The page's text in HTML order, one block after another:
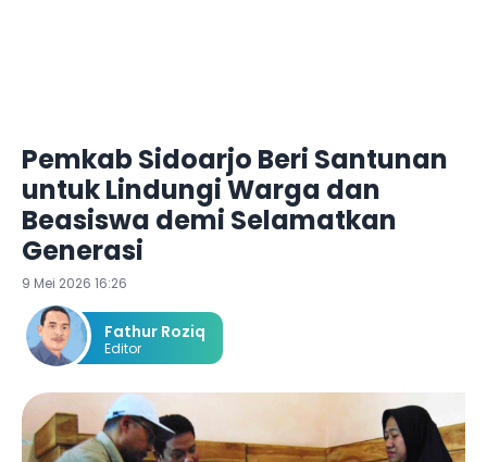
Pemkab Sidoarjo Beri Santunan
untuk Lindungi Warga dan
Beasiswa demi Selamatkan
Generasi
9 Mei 2026 16:26
Fathur Roziq
Editor